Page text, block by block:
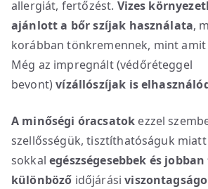
allergiát, fertőzést. Vizes
ajánlott a bőr szíjak használata,
korábban tönkremennek, mint
Még az impregnált (védőréteggel
bevont)vízállószíjak is
A minőségi óracsatok ezzel
szellősségük, tisztíthatóságuk miatt
sokkalegészségesebbek és
különböző időjárási